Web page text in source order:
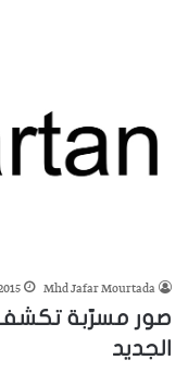
Mhd Jafar Mourtada
الجديد